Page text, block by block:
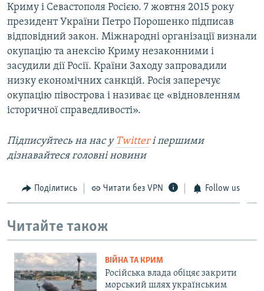
Криму і Севастополя Росією. 7 жовтня 2015 року
президент України Петро Порошенко підписав
відповідний закон. Міжнародні організації визнали
окупацію та анексію Криму незаконними і
засудили дії Росії. Країни Заходу запровадили
низку економічних санкцій. Росія заперечує
окупацію півострова і називає це «відновленням
історичної справедливості».
Підписуйтесь на наc у Twitterі першими
дізнавайтеся головні новини
Поділитись Читати без VPN Follow us
Читайте також
ВІЙНА ТА КРИМ
Російська влада обіцяє закрити
морський шлях українським